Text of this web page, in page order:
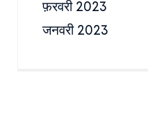
फ़रवरी 2023
जनवरी 2023